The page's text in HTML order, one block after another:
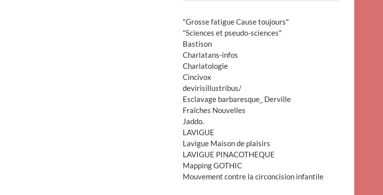
"Grosse fatigue Cause toujours"
"Sciences et pseudo-sciences"
Bastison
Charlatans-infos
Charlatologie
Cincivox
devirisillustribus/
Esclavage barbaresque_ Derville
Fraîches Nouvelles
Jaddo.
LAVIGUE
Lavigue Maison de plaisirs
LAVIGUE PINACOTHEQUE
Mapping GOTHIC
Mouvement contre la circoncision infantile